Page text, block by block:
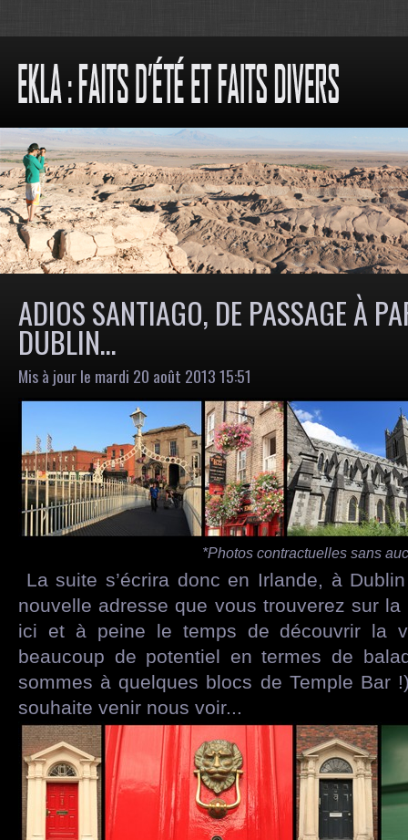
ADIOS SANTIAGO, DE PASSAGE À
DUBLIN…
Mis à jour le mardi 20 août 2013 15:51
*Photos contractuelles sans
La suite s’écrira donc en Irlande, à
nouvelle adresse que vous trouverez sur
ici et à peine le temps de découvrir la
beaucoup de potentiel en termes de
sommes à quelques blocs de Temple Bar
souhaite venir nous voir...